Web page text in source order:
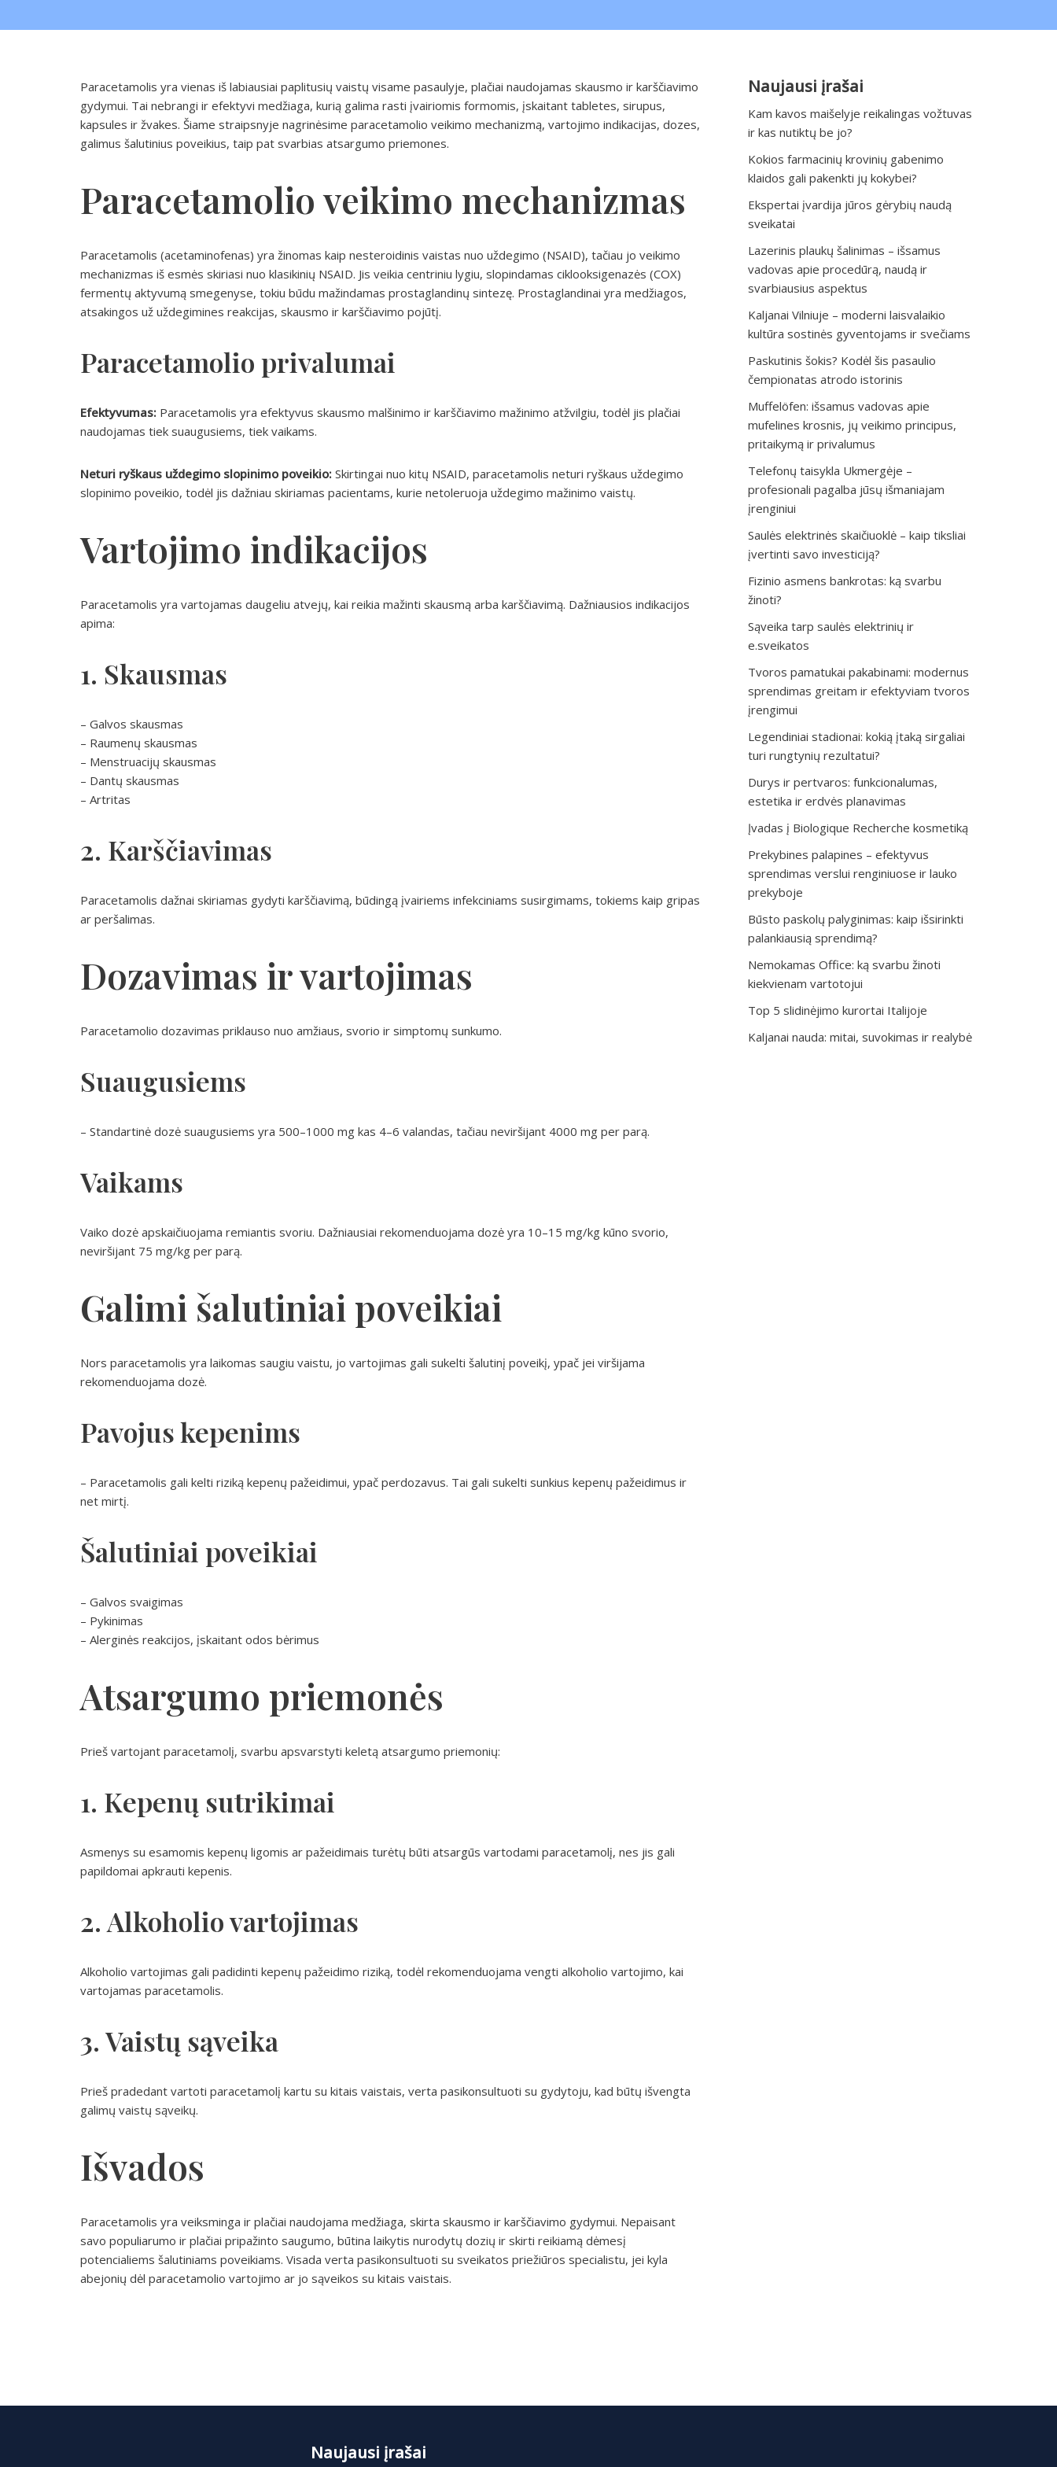
Paracetamolis yra vienas iš labiausiai paplitusių vaistų visame pasaulyje, plačiai naudojamas skausmo ir karščiavimo
gydymui. Tai nebrangi ir efektyvi medžiaga, kurią galima rasti įvairiomis formomis, įskaitant tabletes, sirupus,
kapsules ir žvakes. Šiame straipsnyje nagrinėsime paracetamolio veikimo mechanizmą, vartojimo indikacijas, dozes,
galimus šalutinius poveikius, taip pat svarbias atsargumo priemones.
Paracetamolio veikimo mechanizmas
Paracetamolis (acetaminofenas) yra žinomas kaip nesteroidinis vaistas nuo uždegimo (NSAID), tačiau jo veikimo
mechanizmas iš esmės skiriasi nuo klasikinių NSAID. Jis veikia centriniu lygiu, slopindamas ciklooksigenazės (COX)
fermentų aktyvumą smegenyse, tokiu būdu mažindamas prostaglandinų sintezę. Prostaglandinai yra medžiagos,
atsakingos už uždegimines reakcijas, skausmo ir karščiavimo pojūtį.
Paracetamolio privalumai
Efektyvumas: Paracetamolis yra efektyvus skausmo malšinimo ir karščiavimo mažinimo atžvilgiu, todėl jis plačiai
naudojamas tiek suaugusiems, tiek vaikams.
Neturi ryškaus uždegimo slopinimo poveikio: Skirtingai nuo kitų NSAID, paracetamolis neturi ryškaus uždegimo
slopinimo poveikio, todėl jis dažniau skiriamas pacientams, kurie netoleruoja uždegimo mažinimo vaistų.
Vartojimo indikacijos
Paracetamolis yra vartojamas daugeliu atvejų, kai reikia mažinti skausmą arba karščiavimą. Dažniausios indikacijos
apima:
1. Skausmas
– Galvos skausmas
– Raumenų skausmas
– Menstruacijų skausmas
– Dantų skausmas
– Artritas
2. Karščiavimas
Paracetamolis dažnai skiriamas gydyti karščiavimą, būdingą įvairiems infekciniams susirgimams, tokiems kaip gripas
ar peršalimas.
Dozavimas ir vartojimas
Paracetamolio dozavimas priklauso nuo amžiaus, svorio ir simptomų sunkumo.
Suaugusiems
– Standartinė dozė suaugusiems yra 500–1000 mg kas 4–6 valandas, tačiau neviršijant 4000 mg per parą.
Vaikams
Vaiko dozė apskaičiuojama remiantis svoriu. Dažniausiai rekomenduojama dozė yra 10–15 mg/kg kūno svorio,
neviršijant 75 mg/kg per parą.
Galimi šalutiniai poveikiai
Nors paracetamolis yra laikomas saugiu vaistu, jo vartojimas gali sukelti šalutinį poveikį, ypač jei viršijama
rekomenduojama dozė.
Pavojus kepenims
– Paracetamolis gali kelti riziką kepenų pažeidimui, ypač perdozavus. Tai gali sukelti sunkius kepenų pažeidimus ir
net mirtį.
Šalutiniai poveikiai
– Galvos svaigimas
– Pykinimas
– Alerginės reakcijos, įskaitant odos bėrimus
Atsargumo priemonės
Prieš vartojant paracetamolį, svarbu apsvarstyti keletą atsargumo priemonių:
1. Kepenų sutrikimai
Asmenys su esamomis kepenų ligomis ar pažeidimais turėtų būti atsargūs vartodami paracetamolį, nes jis gali
papildomai apkrauti kepenis.
2. Alkoholio vartojimas
Alkoholio vartojimas gali padidinti kepenų pažeidimo riziką, todėl rekomenduojama vengti alkoholio vartojimo, kai
vartojamas paracetamolis.
3. Vaistų sąveika
Prieš pradedant vartoti paracetamolį kartu su kitais vaistais, verta pasikonsultuoti su gydytoju, kad būtų išvengta
galimų vaistų sąveikų.
Išvados
Paracetamolis yra veiksminga ir plačiai naudojama medžiaga, skirta skausmo ir karščiavimo gydymui. Nepaisant
savo populiarumo ir plačiai pripažinto saugumo, būtina laikytis nurodytų dozių ir skirti reikiamą dėmesį
potencialiems šalutiniams poveikiams. Visada verta pasikonsultuoti su sveikatos priežiūros specialistu, jei kyla
abejonių dėl paracetamolio vartojimo ar jo sąveikos su kitais vaistais.
Naujausi įrašai
Kam kavos maišelyje reikalingas vožtuvas
ir kas nutiktų be jo?
Kokios farmacinių krovinių gabenimo
klaidos gali pakenkti jų kokybei?
Ekspertai įvardija jūros gėrybių naudą
sveikatai
Lazerinis plaukų šalinimas – išsamus
vadovas apie procedūrą, naudą ir
svarbiausius aspektus
Kaljanai Vilniuje – moderni laisvalaikio
kultūra sostinės gyventojams ir svečiams
Paskutinis šokis? Kodėl šis pasaulio
čempionatas atrodo istorinis
Muffelöfen: išsamus vadovas apie
mufelines krosnis, jų veikimo principus,
pritaikymą ir privalumus
Telefonų taisykla Ukmergėje –
profesionali pagalba jūsų išmaniajam
įrenginiui
Saulės elektrinės skaičiuoklė – kaip tiksliai
įvertinti savo investiciją?
Fizinio asmens bankrotas: ką svarbu
žinoti?
Sąveika tarp saulės elektrinių ir
e.sveikatos
Tvoros pamatukai pakabinami: modernus
sprendimas greitam ir efektyviam tvoros
įrengimui
Legendiniai stadionai: kokią įtaką sirgaliai
turi rungtynių rezultatui?
Durys ir pertvaros: funkcionalumas,
estetika ir erdvės planavimas
Įvadas į Biologique Recherche kosmetiką
Prekybines palapines – efektyvus
sprendimas verslui renginiuose ir lauko
prekyboje
Būsto paskolų palyginimas: kaip išsirinkti
palankiausią sprendimą?
Nemokamas Office: ką svarbu žinoti
kiekvienam vartotojui
Top 5 slidinėjimo kurortai Italijoje
Kaljanai nauda: mitai, suvokimas ir realybė
Naujausi įrašai